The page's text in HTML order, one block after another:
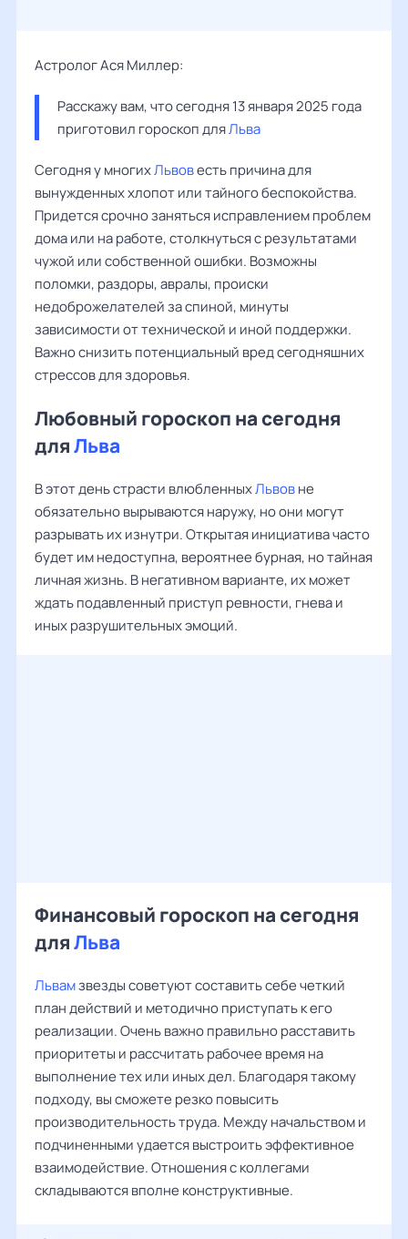
Астролог Ася Миллер:
Расскажу вам, что сегодня 13 января 2025 года
приготовил гороскоп для Льва
Сегодня у многихЛьвовесть причина для
вынужденных хлопот или тайного беспокойства.
Придется срочно заняться исправлением проблем
дома или на работе, столкнуться с результатами
чужой или собственной ошибки. Возможны
поломки, раздоры, авралы, происки
недоброжелателей за спиной, минуты
зависимости от технической и иной поддержки.
Важно снизить потенциальный вред сегодняшних
стрессов для здоровья.
Любовный гороскоп на сегодня
дляЛьва
В этот день страсти влюбленныхЛьвовне
обязательно вырываются наружу, но они могут
разрывать их изнутри. Открытая инициатива часто
будет им недоступна, вероятнее бурная, но тайная
личная жизнь. В негативном варианте, их может
ждать подавленный приступ ревности, гнева и
иных разрушительных эмоций.
Финансовый гороскоп на сегодня
дляЛьва
Львамзвезды советуют составить себе четкий
план действий и методично приступать к его
реализации. Очень важно правильно расставить
приоритеты и рассчитать рабочее время на
выполнение тех или иных дел. Благодаря такому
подходу, вы сможете резко повысить
производительность труда. Между начальством и
подчиненными удается выстроить эффективное
взаимодействие. Отношения с коллегами
складываются вполне конструктивные.